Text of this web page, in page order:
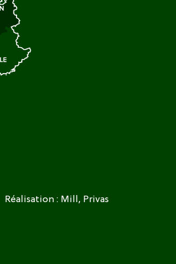
Réalisation : Mill, Privas